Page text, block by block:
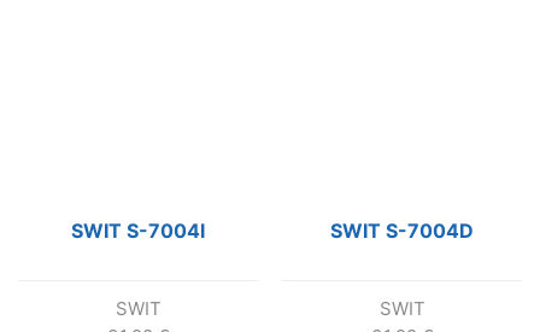
SWIT S-7004I
SWIT
SWIT S-7004D
SWIT